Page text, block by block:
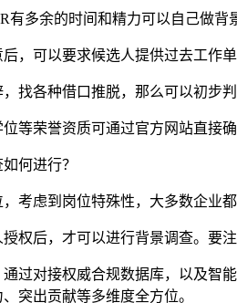
有多余的时间和精力可以自己做背
，可以要求候选人提供过去工作
找各种借口推脱，那么可以初步
等荣誉资质可通过官方网站直接
何进行？
考虑到岗位特殊性，大多数企业
权后，才可以进行背景调查。要
过对接权威合规数据库，以及智
突出贡献等多维度全方位。